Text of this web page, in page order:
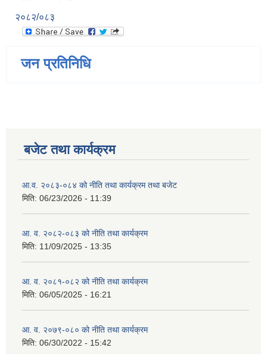
२०८२/०८३
जन प्रतिनिधि
बजेट तथा कार्यक्रम
आ.व. २०८३-०८४ को नीति तथा कार्यक्रम तथा बजेट
मिति: 06/23/2026 - 11:39
आ. व. २०८२-०८३ को नीति तथा कार्यक्रम
मिति: 11/09/2025 - 13:35
आ. व. २०८१-०८२ को नीति तथा कार्यक्रम
मिति: 06/05/2025 - 16:21
आ. व. २०७९-०८० को नीति तथा कार्यक्रम
मिति: 06/30/2022 - 15:42